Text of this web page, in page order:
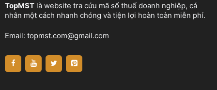
TopMST là website tra cứu mã số thuế doanh nghiệp, cá
nhân một cách nhanh chóng và tiện lợi hoàn toàn miễn phí.
Email: topmst.com@gmail.com